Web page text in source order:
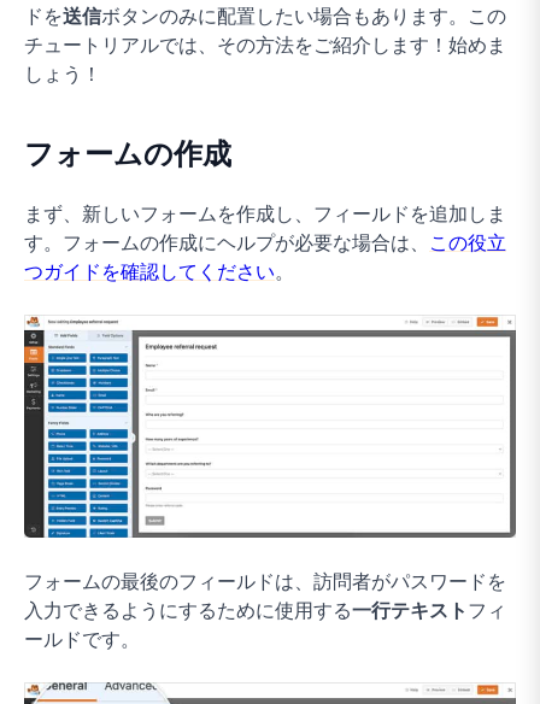
ドを送信ボタンのみに配置したい場合もあります。この
チュートリアルでは、その方法をご紹介します！始めま
しょう！
フォームの作成
まず、新しいフォームを作成し、フィールドを追加しま
す。フォームの作成にヘルプが必要な場合は、 この役立
つガイドを確認してください。
フォームの最後のフィールドは、訪問者がパスワードを
入力できるようにするために使用する一行テキスト フィ
ールドです。